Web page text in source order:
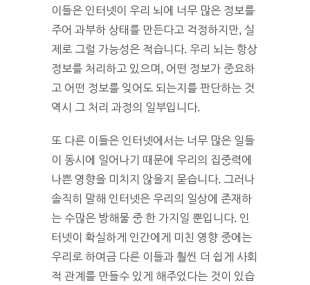
이들은 인터넷이 우리 뇌에 너무 많은 정보를
주어 과부하 상태를 만든다고 걱정하지만, 실
제로 그럴 가능성은 적습니다. 우리 뇌는 항상
정보를 처리하고 있으며, 어떤 정보가 중요하
고 어떤 정보를 잊어도 되는지를 판단하는 것
역시 그 처리 과정의 일부입니다.
또 다른 이들은 인터넷에서는 너무 많은 일들
이 동시에 일어나기 때문에 우리의 집중력에
나쁜 영향을 미치지 않을지 묻습니다. 그러나
솔직히 말해 인터넷은 우리의 일상에 존재하
는 수많은 방해물 중 한 가지일 뿐입니다. 인
터넷이 확실하게 인간에게 미친 영향 중에는
우리로 하여금 다른 이들과 훨씬 더 쉽게 사회
적 관계를 만들수 있게 해주었다는 것이 있습